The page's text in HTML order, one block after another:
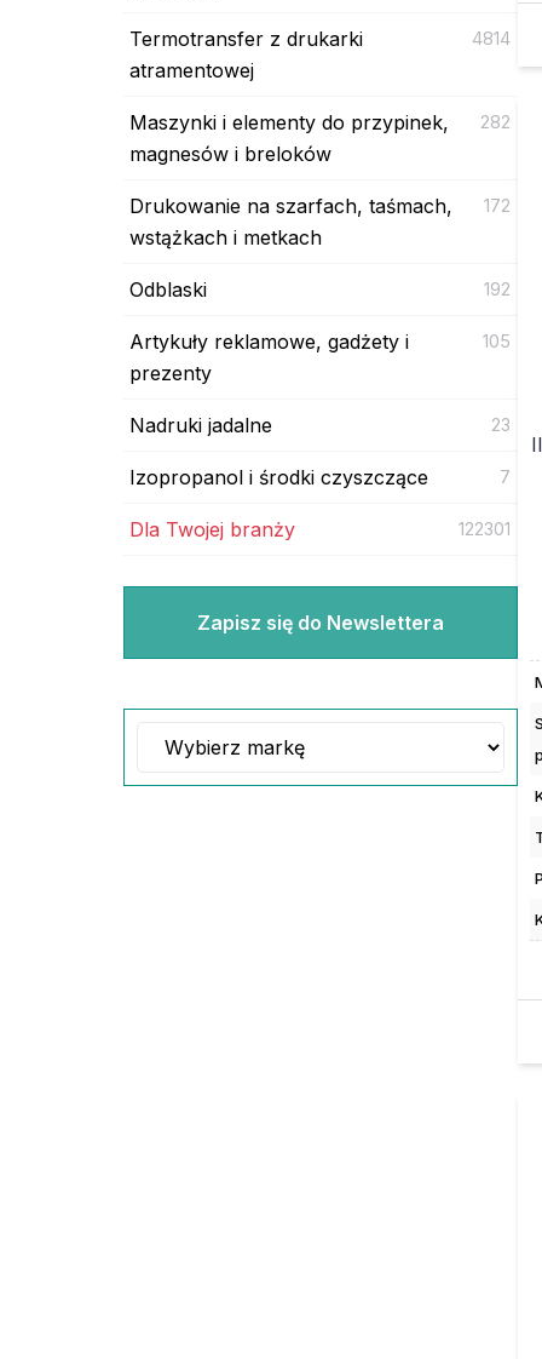
Termotransfer z drukarki
atramentowej
4814
Maszynki i elementy do przypinek,
magnesów i breloków
282
Drukowanie na szarfach, taśmach,
wstążkach i metkach
172
Odblaski 192
Artykuły reklamowe, gadżety i
prezenty
105
Nadruki jadalne 23
Izopropanol i środki czyszczące 7
Dla Twojej branży 122301
Zapisz się do Newslettera